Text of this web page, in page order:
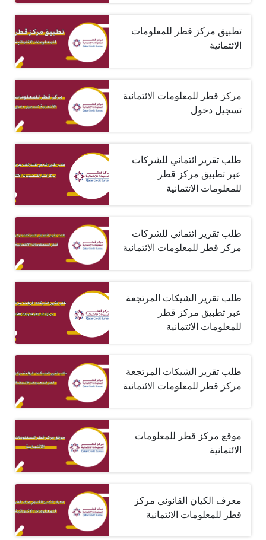
تطبيق مركز قطر للمعلومات
الائتمانية
مركز قطر للمعلومات الائتمانية
تسجيل دخول
طلب تقرير ائتماني للشركات
عبر تطبيق مركز قطر
للمعلومات الائتمانية
طلب تقرير ائتماني للشركات
مركز قطر للمعلومات الائتمانية
طلب تقرير الشيكات المرتجعة
عبر تطبيق مركز قطر
للمعلومات الائتمانية
طلب تقرير الشيكات المرتجعة
مركز قطر للمعلومات الائتمانية
موقع مركز قطر للمعلومات
الائتمانية
معرف الكيان القانوني مركز
قطر للمعلومات الائتمانية